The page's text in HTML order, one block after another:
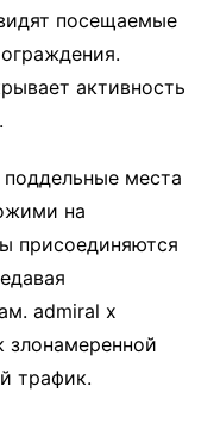
посещаемые
активность
места
на
присоединяются
admiral x
трафик.